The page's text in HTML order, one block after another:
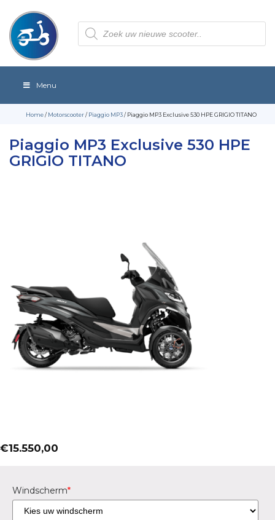
Producten
zoeken
Menu
Home/Motorscooter/Piaggio MP3/ Piaggio MP3 Exclusive 530 HPE GRIGIO TITANO
Piaggio MP3 Exclusive 530 HPE
GRIGIO TITANO
€15.550,00
*
Windscherm